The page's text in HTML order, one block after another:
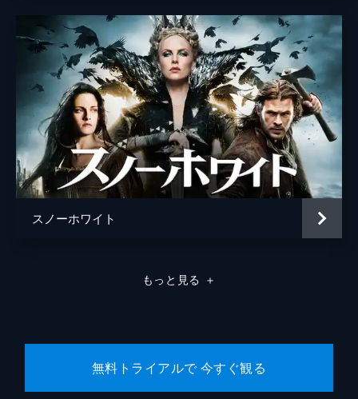
スノーホワイト
もっと見る ＋
無料トライアルで 今すぐ観る